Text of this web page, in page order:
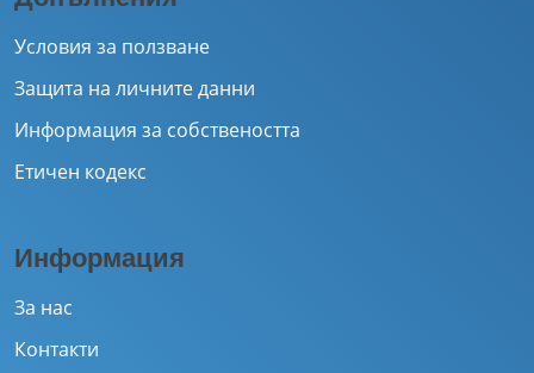
Условия за ползване
Защита на личните данни
Информация за собствеността
Етичен кодекс
Информация
За нас
Контакти